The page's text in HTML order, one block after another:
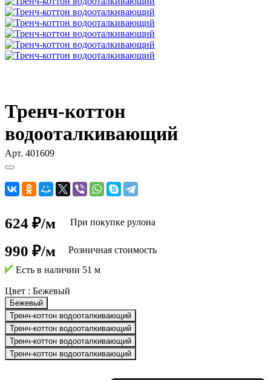
Тренч-коттон
водооталкивающий
Арт. 401609
624 ₽/м При покупке рулона
990 ₽/м
Розничная стоимость
Есть в наличии 51 м
Цвет : Бежевый
Бежевый
Тренч-коттон водооталкивающий
Тренч-коттон водооталкивающий
Тренч-коттон водооталкивающий
Тренч-коттон водооталкивающий